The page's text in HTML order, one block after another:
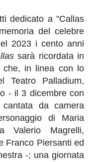
dedicato a "Callas
del celebre
2023 i cento anni
sarà ricordata in
che, in linea con lo
Teatro Palladium,
- il 3 dicembre con
da camera
di Maria
Valerio Magrelli,
Franco Piersanti ed
-; una giornata